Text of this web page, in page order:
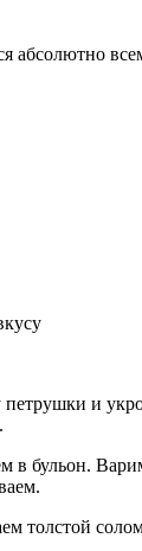
абсолютно
и
бульон.
толстой